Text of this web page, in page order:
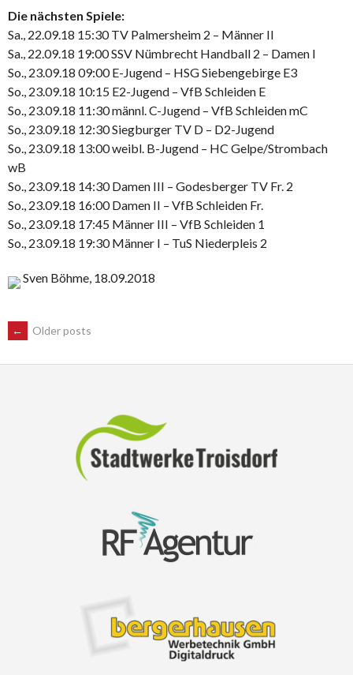
Die nächsten Spiele:
Sa., 22.09.18 15:30 TV Palmersheim 2 – Männer II
Sa., 22.09.18 19:00 SSV Nümbrecht Handball 2 – Damen I
So., 23.09.18 09:00 E-Jugend – HSG Siebengebirge E3
So., 23.09.18 10:15 E2-Jugend – VfB Schleiden E
So., 23.09.18 11:30 männl. C-Jugend – VfB Schleiden mC
So., 23.09.18 12:30 Siegburger TV D – D2-Jugend
So., 23.09.18 13:00 weibl. B-Jugend – HC Gelpe/Strombach
wB
So., 23.09.18 14:30 Damen III – Godesberger TV Fr. 2
So., 23.09.18 16:00 Damen II – VfB Schleiden Fr.
So., 23.09.18 17:45 Männer III – VfB Schleiden 1
So., 23.09.18 19:30 Männer I – TuS Niederpleis 2
Sven Böhme, 18.09.2018
POSTS
← Older posts